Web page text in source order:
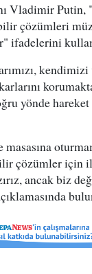
Vladimir Putin,
çözümleri
ifadelerini
kendimizi
yönde
çözümler için
ancak biz